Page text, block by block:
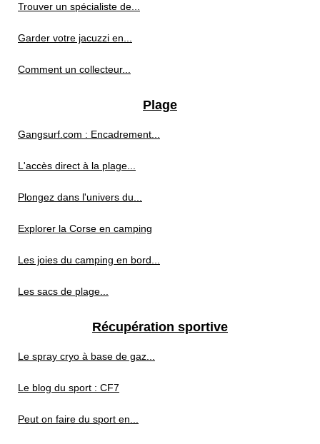
Trouver un spécialiste de...
Garder votre jacuzzi en...
Comment un collecteur...
Plage
Gangsurf.com : Encadrement...
L'accès direct à la plage...
Plongez dans l'univers du...
Explorer la Corse en camping
Les joies du camping en bord...
Les sacs de plage...
Récupération sportive
Le spray cryo à base de gaz...
Le blog du sport : CF7
Peut on faire du sport en...